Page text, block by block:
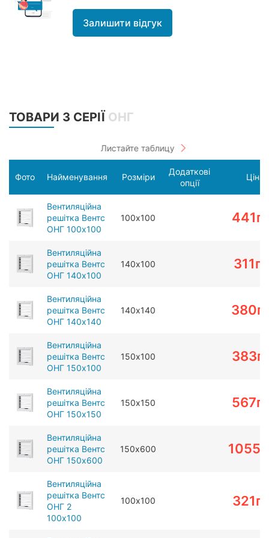
Залишити відгук
ТОВАРИ З СЕРІЇ ОНГ
Фото Найменування Розміри
Додаткові
опції
Ціна
Вентиляційна
решітка Вентс
ОНГ 100х100
100х100 441
Вентиляційна
решітка Вентс
ОНГ 140х100
140х100 311
Вентиляційна
решітка Вентс
ОНГ 140х140
140х140 380
Вентиляційна
решітка Вентс
ОНГ 150х100
150х100 383
Вентиляційна
решітка Вентс
ОНГ 150х150
150х150 567
Вентиляційна
решітка Вентс
ОНГ 150х600
150х600 1055
Вентиляційна
решітка Вентс
ОНГ 2
100х100
100х100 321